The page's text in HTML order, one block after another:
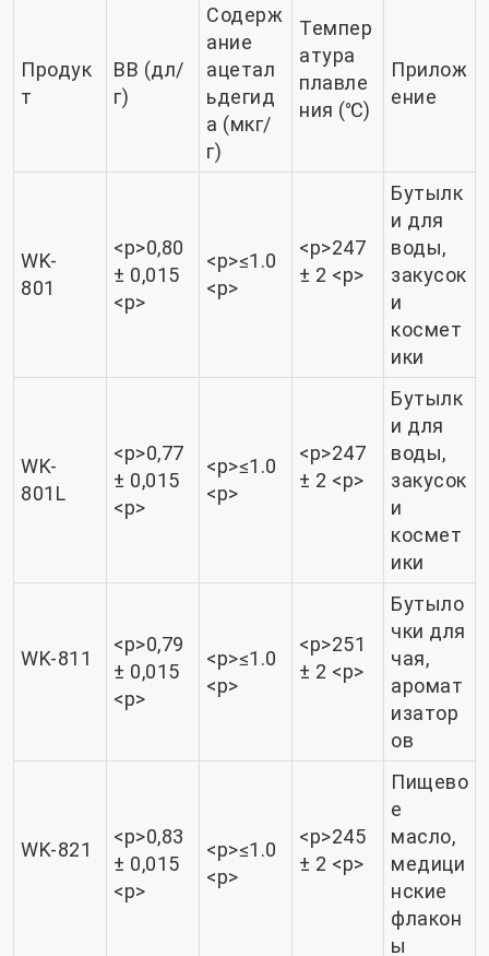
Продук
т
ВВ (дл/
г)
Содерж
ание
ацетал
ьдегид
а (мкг/
г)
Темпер
атура
плавле
ния (℃)
Прилож
ение
WK-
801
<р>0,80
± 0,015
<р>
<р>≤1.0
<р>
<р>247
± 2 <р>
Бутылк
и для
воды,
закусок
и
космет
ики
WK-
801L
<р>0,77
± 0,015
<р>
<р>≤1.0
<р>
<р>247
± 2 <р>
Бутылк
и для
воды,
закусок
и
космет
ики
WK-811
<р>0,79
± 0,015
<р>
<р>≤1.0
<р>
<р>251
± 2 <р>
Бутыло
чки для
чая,
аромат
изатор
ов
WK-821
<р>0,83
± 0,015
<р>
<р>≤1.0
<р>
<р>245
± 2 <р>
Пищево
е
масло,
медици
нские
флакон
ы